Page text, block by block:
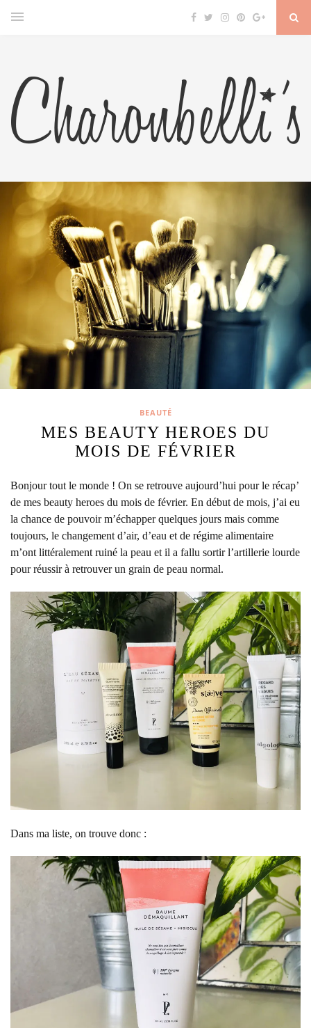
BEAUTÉ
MES BEAUTY HEROES DU
MOIS DE FÉVRIER
Bonjour tout le monde ! On se retrouve aujourd’hui pour le récap’
de mes beauty heroes du mois de février. En début de mois, j’ai eu
la chance de pouvoir m’échapper quelques jours mais comme
toujours, le changement d’air, d’eau et de régime alimentaire
m’ont littéralement ruiné la peau et il a fallu sortir l’artillerie lourde
pour réussir à retrouver un grain de peau normal.
Dans ma liste, on trouve donc :